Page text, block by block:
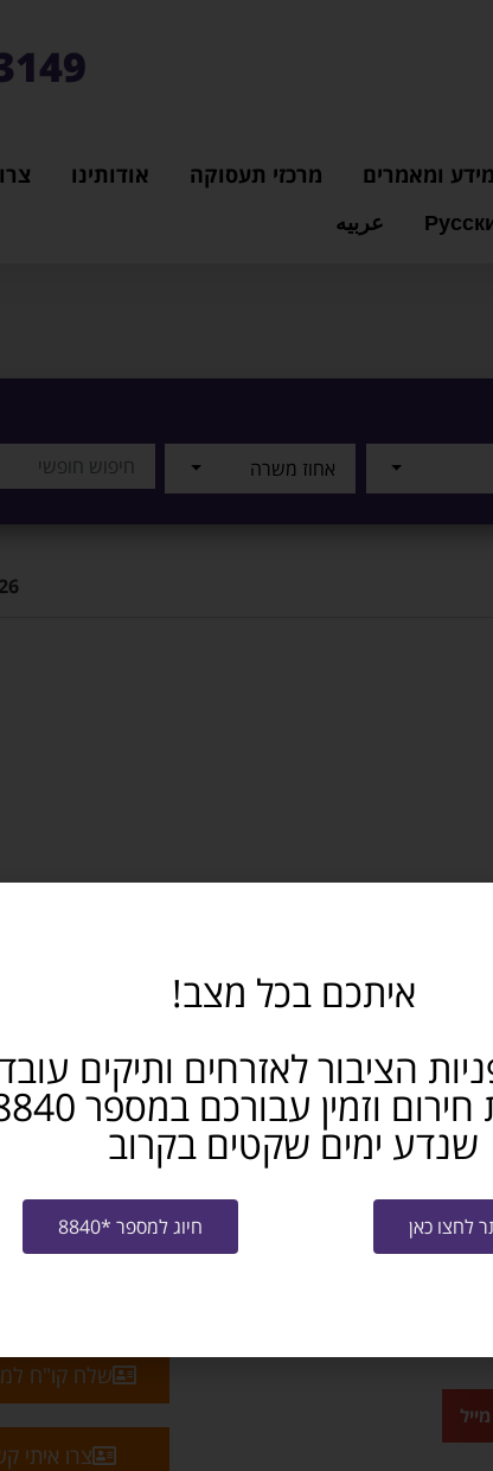
מידע ומאמרים מרכזי תעסוקה אודותינו
عربيه
אחוז משרה
מייל
שלח קו"ח
צרו איתי
איתכם בכל מצב!
הציבור לאזרחים ותיקים
שנדע ימים שקטים בקרוב
לחצו כאן חיוג למספר *8840